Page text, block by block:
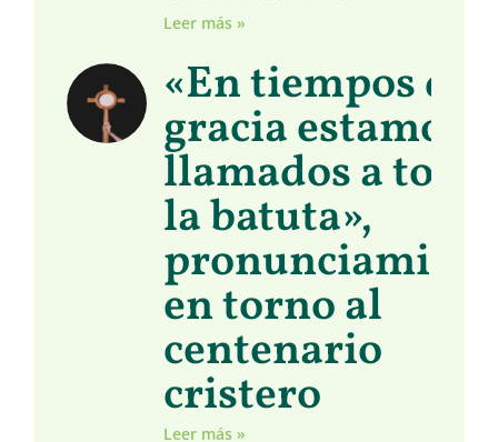
Leer más »
«En tiempos de
gracia estamos
llamados a
la batuta»,
en torno al
centenario
cristero
Leer más »